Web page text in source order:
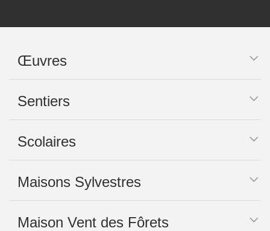
Œuvres
Sentiers
Scolaires
Maisons Sylvestres
Maison Vent des Fôrets